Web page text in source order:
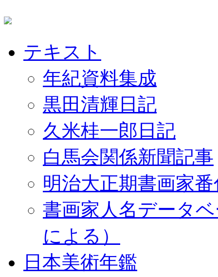
テキスト
年紀資料集成
黒田清輝日記
久米桂一郎日記
白馬会関係新聞記事
明治大正期書画家
書画家人名データ
による）
日本美術年鑑